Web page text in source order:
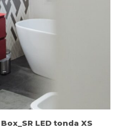
LED tonda XS